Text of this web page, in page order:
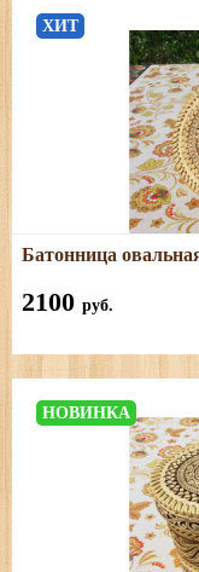
ХИТ
Размеры: длина -
Батонница
2100 руб.
НОВИНКА